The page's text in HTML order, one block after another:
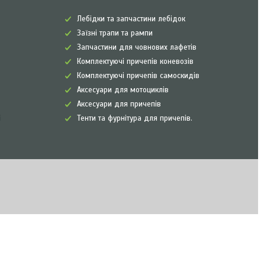
Лебідки та запчастини лебідок
Заїзні трапи та рампи
Запчастини для човнових лафетів
Комплектуючі причепів коневозів
Комплектуючі причепів самоскидів
Аксесуари для мотоциклів
Аксесуари для причепів
Тенти та фурнітура для причепів.